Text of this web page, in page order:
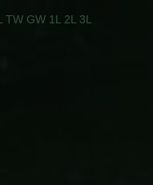
TW GW 1L 2L 3L